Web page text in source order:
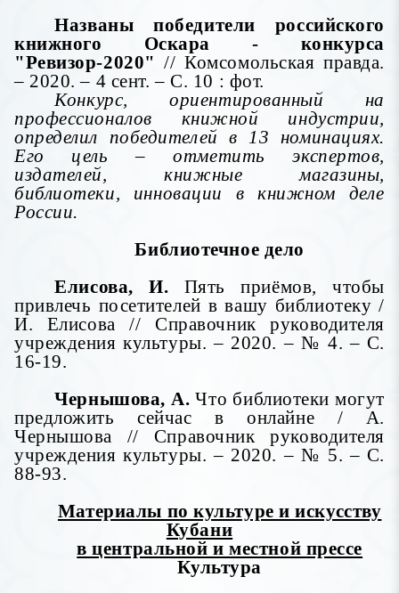
Названы победители российского
книжного Оскара - конкурса
"Ревизор-2020" // Комсомольская правда.
– 2020. – 4 сент. – С. 10 : фот.
Конкурс, ориентированный на
профессионалов книжной индустрии,
определил победителей в 13 номинациях.
Его цель – отметить экспертов,
издателей, книжные магазины,
библиотеки, инновации в книжном деле
России.
Библиотечное дело
Елисова, И. Пять приёмов, чтобы
привлечь посетителей в вашу библиотеку /
И. Елисова // Справочник руководителя
учреждения культуры. – 2020. – № 4. – С.
16-19.
Чернышова, А.Что библиотеки могут
предложить сейчас в онлайне / А.
Чернышова // Справочник руководителя
учреждения культуры. – 2020. – № 5. – С.
88-93.
Материалы по культуре и искусству
Кубани
в центральной и местной прессе
Культура